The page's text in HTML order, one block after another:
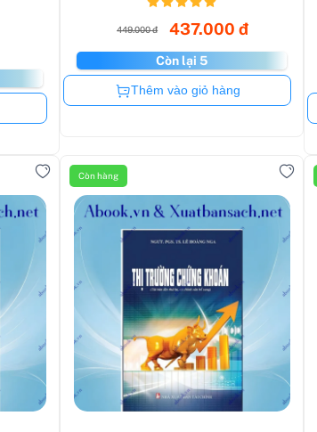
449.000 đ 437.000 đ
Còn lại 5
Còn hàng
Thêm vào giỏ hàng
Còn hàng